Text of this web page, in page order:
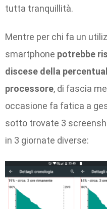
tutta tranquillità.
Mentre per chi fa un
smartphone potrebbe
discese della
processore, di fascia
occasione fa fatica a
sotto trovate 3
in 3 giornate diverse: